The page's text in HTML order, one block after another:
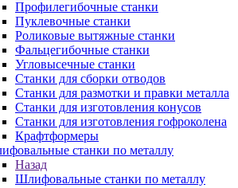
Профилегибочные станки
Пуклевочные станки
Роликовые вытяжные станки
Фальцегибочные станки
Угловысечные станки
Станки для сборки отводов
Станки для размотки и правки металла
Станки для изготовления конусов
Станки для изготовления гофроколена
Крафтформеры
станки по металлу
Назад
Шлифовальные станки по металлу